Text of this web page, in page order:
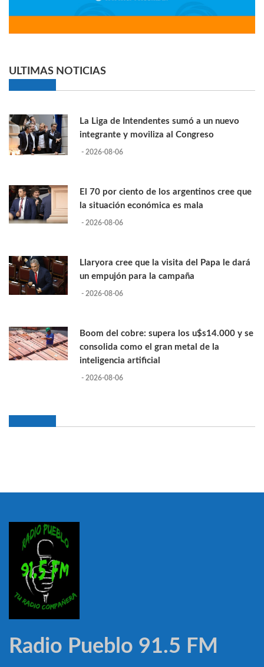
ULTIMAS NOTICIAS
La Liga de Intendentes sumó a un nuevo
integrante y moviliza al Congreso
- 2026-08-06
El 70 por ciento de los argentinos cree que
la situación económica es mala
- 2026-08-06
Llaryora cree que la visita del Papa le dará
un empujón para la campaña
- 2026-08-06
Boom del cobre: supera los u$s14.000 y se
consolida como el gran metal de la
inteligencia artificial
- 2026-08-06
Radio Pueblo 91.5 FM